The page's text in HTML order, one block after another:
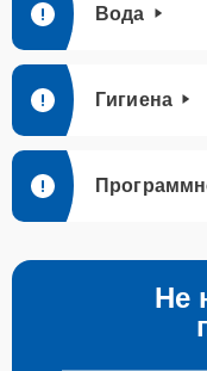
Вода
Гигиена
Не